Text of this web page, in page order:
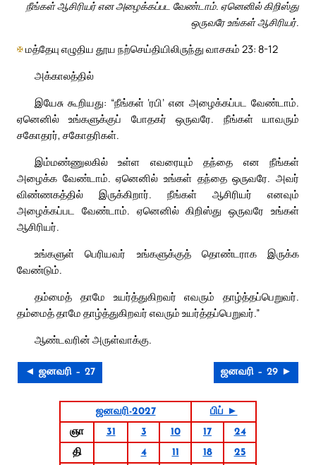
நீங்கள் ஆசிரியர் என அழைக்கப்பட வேண்டாம். ஏனெனில் கிறிஸ்து
ஒருவரே உங்கள் ஆசிரியர்.
✠மத்தேயு எழுதிய தூய நற்செய்தியிலிருந்து வாசகம் 23: 8-12
அக்காலத்தில்
இயேசு கூறியது: “நீங்கள் ‘ரபி’ என அழைக்கப்பட வேண்டாம்.
ஏனெனில் உங்களுக்குப் போதகர் ஒருவரே. நீங்கள் யாவரும்
சகோதரர், சகோதரிகள்.
இம்மண்ணுலகில் உள்ள எவரையும் தந்தை என நீங்கள்
அழைக்க வேண்டாம். ஏனெனில் உங்கள் தந்தை ஒருவரே. அவர்
விண்ணகத்தில் இருக்கிறார். நீங்கள் ஆசிரியர் எனவும்
அழைக்கப்பட வேண்டாம். ஏனெனில் கிறிஸ்து ஒருவரே உங்கள்
ஆசிரியர்.
உங்களுள் பெரியவர் உங்களுக்குத் தொண்டராக இருக்க
வேண்டும்.
தம்மைத் தாமே உயர்த்துகிறவர் எவரும் தாழ்த்தப்பெறுவர்.
தம்மைத் தாமே தாழ்த்துகிறவர் எவரும் உயர்த்தப்பெறுவர்.”
ஆண்டவரின் அருள்வாக்கு.
◄ ஜனவரி – 27 ஜனவரி – 29 ►
ஜனவரி-2027
பிப் ►
ஞா
31 3 10 17
24
தி
4 11 18
25